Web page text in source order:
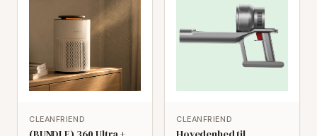
CLEANFRIEND CLEANFRIEND